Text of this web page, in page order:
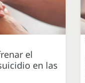
el
en las